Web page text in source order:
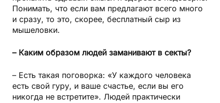
Понимать, что если вам предлагают всего много
и сразу, то это, скорее, бесплатный сыр из
мышеловки.
– Каким образом людей заманивают в секты?
– Есть такая поговорка: «У каждого человека
есть свой гуру, и ваше счастье, если вы его
никогда не встретите». Людей практически